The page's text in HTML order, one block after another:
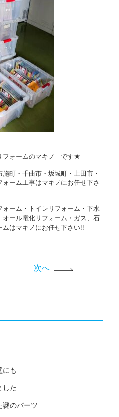
フォームのマキノ です★
町・千曲市・坂城町・上田市・
ーム工事はマキノにお任せ下さ
ーム・トイレリフォーム・下水
ール電化リフォーム・ガス、石
はマキノにお任せ下さい!!
次へ
にも
した
謎のパーツ